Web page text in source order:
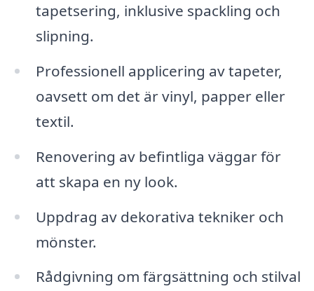
tapetsering, inklusive spackling och
slipning.
Professionell applicering av tapeter,
oavsett om det är vinyl, papper eller
textil.
Renovering av befintliga väggar för
att skapa en ny look.
Uppdrag av dekorativa tekniker och
mönster.
Rådgivning om färgsättning och stilval